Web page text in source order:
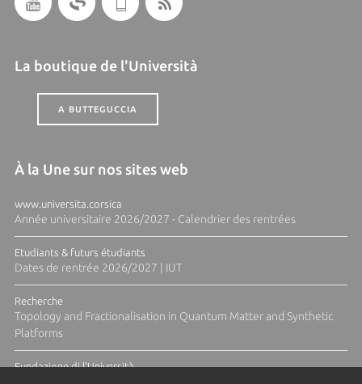
La boutique de l'Università
A BUTTEGUCCIA
À la Une sur nos sites web
www.universita.corsica
Année universitaire 2026/2027 - Calendrier des rentrées
Etudiants & futurs étudiants
Dates de rentrée 2026/2027 | IUT
Recherche
Topology and Fractionalisation in Quantum Matter and Synthetic
Platforms
Fundazione di l'Università